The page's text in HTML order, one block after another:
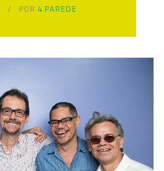
POR4 PAREDE